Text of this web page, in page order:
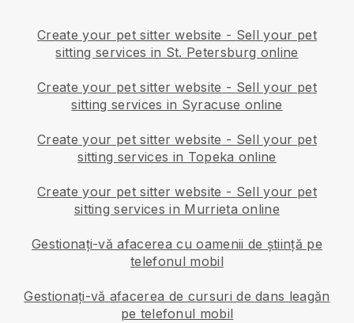
Create your pet sitter website - Sell your pet
sitting services in St. Petersburg online
Create your pet sitter website - Sell your pet
sitting services in Syracuse online
Create your pet sitter website - Sell your pet
sitting services in Topeka online
Create your pet sitter website - Sell your pet
sitting services in Murrieta online
Gestionați-vă afacerea cu oamenii de știință pe
telefonul mobil
Gestionați-vă afacerea de cursuri de dans leagăn
pe telefonul mobil